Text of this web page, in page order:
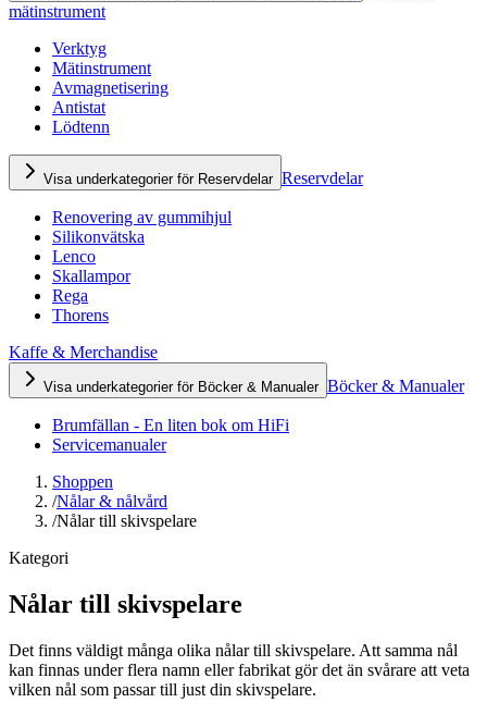
mätinstrument
Verktyg
Mätinstrument
Avmagnetisering
Antistat
Lödtenn
Visa underkategorier för Reservdelar Reservdelar
Renovering av gummihjul
Silikonvätska
Lenco
Skallampor
Rega
Thorens
Kaffe & Merchandise
Visa underkategorier för Böcker & Manualer Böcker & Manualer
Brumfällan - En liten bok om HiFi
Servicemanualer
Shoppen
/Nålar & nålvård
/Nålar till skivspelare
Kategori
Nålar till skivspelare
Det finns väldigt många olika nålar till skivspelare. Att samma nål
kan finnas under flera namn eller fabrikat gör det än svårare att veta
vilken nål som passar till just din skivspelare.